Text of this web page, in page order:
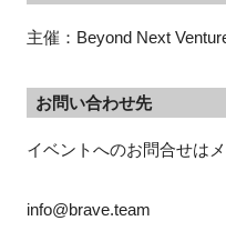
主催：Beyond Next
お問い合わせ先
イベントへのお問合せは
info@brave.team